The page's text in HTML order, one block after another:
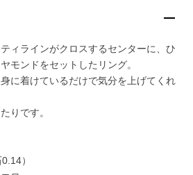
ィラインがクロスするセンターに、ひ
モンドをセットしたリング。
に着けているだけで気分を上げてくれ
りです。
）